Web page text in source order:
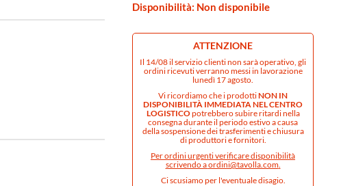
Disponibilità: Non disponibile
ATTENZIONE
Il 14/08 il servizio clienti non sarà operativo, gli
ordini ricevuti verranno messi in lavorazione
lunedì 17 agosto.
Vi ricordiamo che i prodottiNON IN
DISPONIBILITÀ IMMEDIATA NEL CENTRO
LOGISTICOpotrebbero subire ritardi nella
consegna durante il periodo estivo a causa
della sospensione dei trasferimenti e chiusura
di produttori e fornitori.
Per ordini urgenti verificare disponibilità
scrivendo aordini@tavolla.com.
Ci scusiamo per l'eventuale disagio.